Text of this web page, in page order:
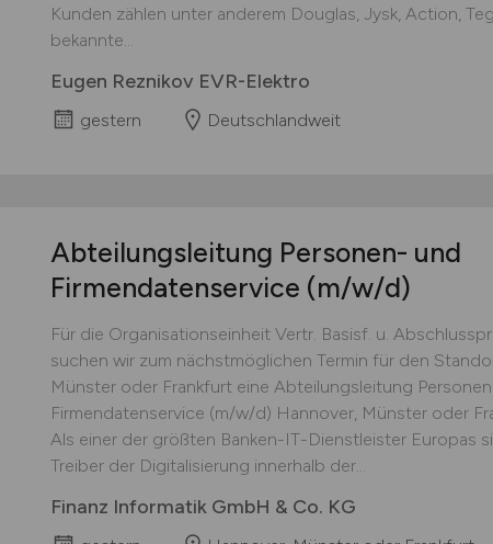
Kunden zählen unter anderem Douglas, Jysk, Action,
bekannte...
Eugen Reznikov EVR-Elektro
gestern Deutschlandweit
Abteilungsleitung Personen- und
Firmendatenservice (m/w/d)
Für die Organisationseinheit Vertr. Basisf. u.
suchen wir zum nächstmöglichen Termin für den
Münster oder Frankfurt eine Abteilungsleitung
Firmendatenservice (m/w/d) Hannover, Münster oder
Als einer der größten Banken-IT-Dienstleister Europas
Treiber der Digitalisierung innerhalb der...
Finanz Informatik GmbH & Co. KG